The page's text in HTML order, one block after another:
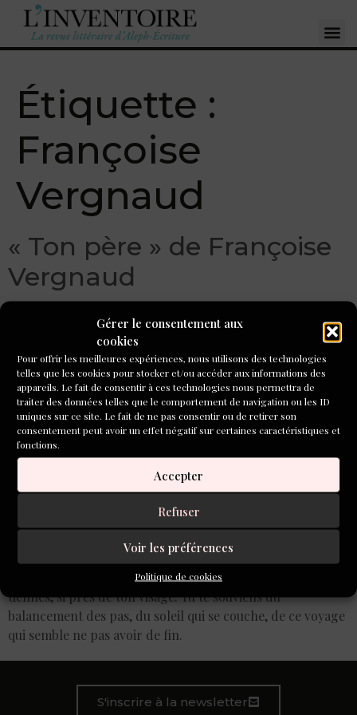
Gérer le consentement aux
cookies
Pour offrir les meilleures expériences, nous utilisons des technologies
telles que les cookies pour stocker et/ou accéder aux informations des
appareils. Le fait de consentir à ces technologies nous permettra de
traiter des données telles que le comportement de navigation ou les ID
uniques sur ce site. Le fait de ne pas consentir ou de retirer son
consentement peut avoir un effet négatif sur certaines caractéristiques et
fonctions.
Accepter
Refuser
Voir les préférences
Politique de cookies
Étiquette :
Françoise
Vergnaud
« Ton père » de Françoise
Vergnaud
Tu te souviens de l’odeur de gauloises sur ses doigts
lorsqu’il te portait sur ses épaules, ses mains tenant les
tiennes, si près de ton visage. Tu te souviens du
balancement des pas, du soleil qui se couche, de ce voyage
qui semble ne pas avoir de fin.
S'inscrire à la newsletter